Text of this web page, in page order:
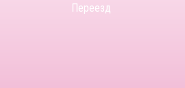
Переезд